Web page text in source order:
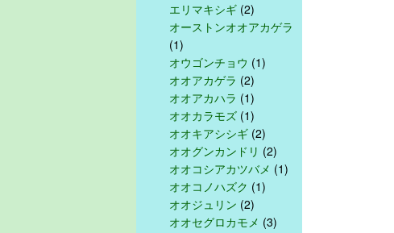
エリマキシギ (2)
オーストンオオアカゲラ
(1)
オウゴンチョウ (1)
オオアカゲラ (2)
オオアカハラ (1)
オオカラモズ (1)
オオキアシシギ (2)
オオグンカンドリ (2)
オオコシアカツバメ (1)
オオコノハズク (1)
オオジュリン (2)
オオセグロカモメ (3)